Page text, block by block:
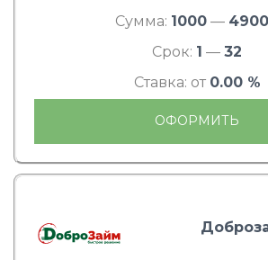
Сумма: 1000 —
Срок: 1 — 32
Ставка: от 0.00 %
ОФОРМИТЬ